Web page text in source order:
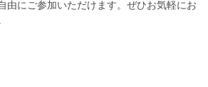
由にご参加いただけます。ぜひお気軽にお